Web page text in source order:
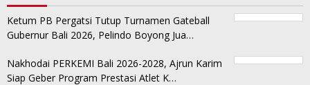
Ketum PB Pergatsi Tutup Turnamen Gateball
Gubernur Bali 2026, Pelindo Boyong Jua…
Nakhodai PERKEMI Bali 2026-2028, Ajrun Karim
Siap Geber Program Prestasi Atlet K…